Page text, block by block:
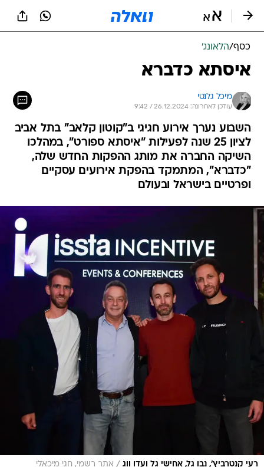
כסף/הלאונג'
איסתא כדברא
מיכל גלנטי
עודכן לאחרונה: 26.12.2024 / 9:42
השבוע נערך אירוע חגיגי ב"קוטון קלאב" בתל אביב
לציון 25 שנה לפעילות "איסתא ספורט", במהלכו
השיקה החברה את מותג ההפקות החדש שלה,
"כדברא", המתמקד בהפקת אירועים עסקיים
ופרטיים בישראל ובעולם
רעי קנטרביץ', נבו גל, אחישי גל ועדו ווג / אתר רשמי, חגי מיכאלי